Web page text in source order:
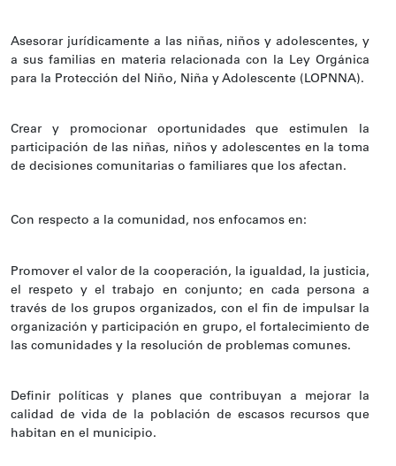
Asesorar jurídicamente a las niñas, niños y adolescentes, y
a sus familias en materia relacionada con la Ley Orgánica
para la Protección del Niño, Niña y Adolescente (LOPNNA).
Crear y promocionar oportunidades que estimulen la
participación de las niñas, niños y adolescentes en la toma
de decisiones comunitarias o familiares que los afectan.
Con respecto a la comunidad, nos enfocamos en:
Promover el valor de la cooperación, la igualdad, la justicia,
el respeto y el trabajo en conjunto; en cada persona a
través de los grupos organizados, con el fin de impulsar la
organización y participación en grupo, el fortalecimiento de
las comunidades y la resolución de problemas comunes.
Definir políticas y planes que contribuyan a mejorar la
calidad de vida de la población de escasos recursos que
habitan en el municipio.